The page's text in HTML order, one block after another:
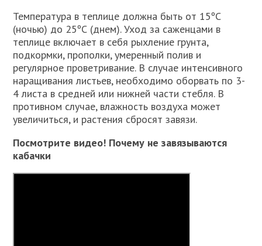
Температура в теплице должна быть от 15ºС
(ночью) до 25ºС (днем). Уход за саженцами в
теплице включает в себя рыхление грунта,
подкормки, прополки, умеренный полив и
регулярное проветривание. В случае интенсивного
наращивания листьев, необходимо оборвать по 3-
4 листа в средней или нижней части стебля. В
противном случае, влажность воздуха может
увеличиться, и растения сбросят завязи.
Посмотрите видео! Почему не завязываются
кабачки